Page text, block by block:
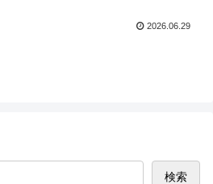
2026.06.29
検索